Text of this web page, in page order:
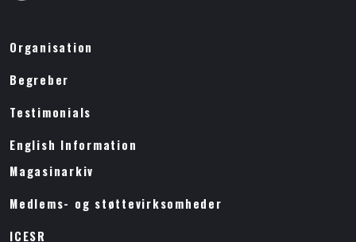
Organisation
Begreber
Testimonials
English Information
Magasinarkiv
Medlems- og støttevirksomheder
ICESR